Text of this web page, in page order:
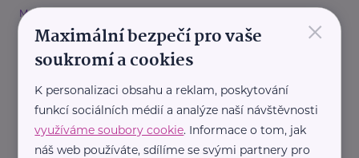
MaVe PR
Jediná léčba, která alergii skutečně vyléčí?
Dostane ji jen zlomek pacientů, varují lékaři
×
Maximální bezpečí pro vaše
soukromí a cookies
K personalizaci obsahu a reklam, poskytování
funkcí sociálních médií a analýze naší návštěvnosti
využíváme soubory cookie. Informace o tom, jak
náš web používáte, sdílíme se svými partnery pro